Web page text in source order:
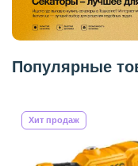
Популярные
Хит продаж